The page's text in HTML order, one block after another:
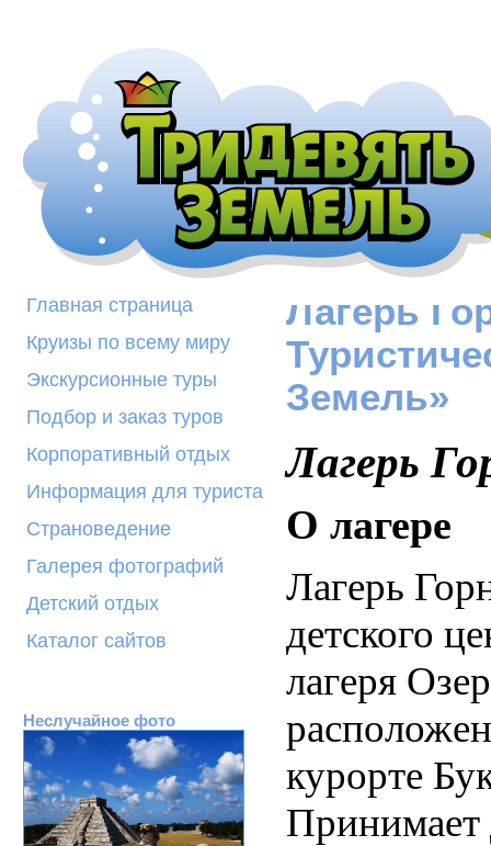
Главная страница
Круизы по всему миру
Экскурсионные туры
Подбор и заказ туров
Корпоративный отдых
Информация для туриста
Страноведение
Галерея фотографий
Детский отдых
Каталог сайтов
Неслучайное фото
Лагерь
Земель»
Лагерь
О лагере
Лагерь
детского
лагеря
курорте
Принимает